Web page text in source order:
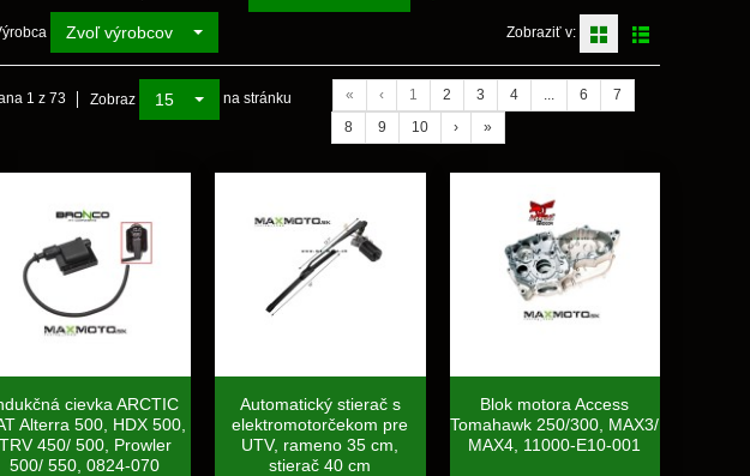
Zvoľ výrobcov Zobraziť v:
1 z 73 Zobraz 15 na stránku « ‹ 1 2 3 4 6
7
8
9 10 › »
cievka ARCTIC
Alterra 500, HDX 500,
450/ 500, Prowler
500/ 550, 0824-070
Automatický stierač s
elektromotorčekom pre
UTV, rameno 35 cm,
stierač 40 cm
Blok motora Access
Tomahawk 250/300, MAX3/
MAX4, 11000-E10-001